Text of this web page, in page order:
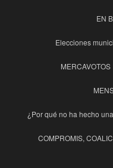
EN
Elecciones
MERCAVOTOS
¿Por qué no ha hecho
COMPROMIS,